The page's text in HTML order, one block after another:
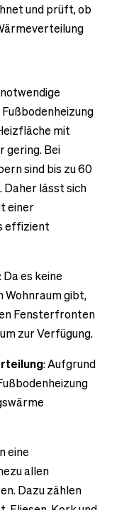
und prüft, ob
mit
gering. Bei
sind bis zu 60
Daher lässt sich
einer
effizient
Da es keine
gibt,
Fensterfronten
zur Verfügung.
: Aufgrund
eine
allen
Dazu zählen